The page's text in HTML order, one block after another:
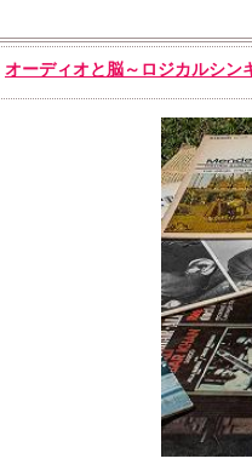
オーディオと脳～ロジカルシン